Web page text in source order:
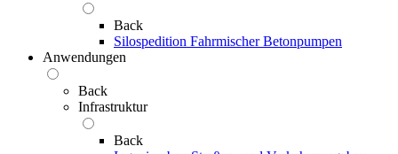
Back
Silospedition Fahrmischer Betonpumpen
Anwendungen
Back
Infrastruktur
Back